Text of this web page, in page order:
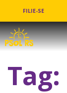
FILIE-SE
Tag: